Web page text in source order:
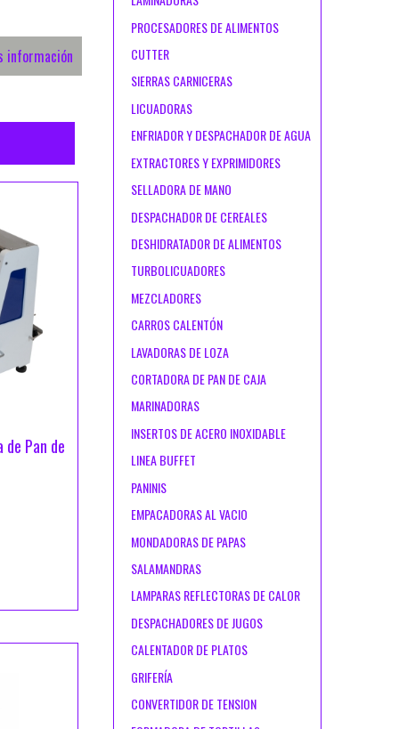
PROCESADORES DE ALIMENTOS
CUTTER
SIERRAS CARNICERAS
LICUADORAS
ENFRIADOR Y DESPACHADOR DE AGUA
EXTRACTORES Y EXPRIMIDORES
SELLADORA DE MANO
DESPACHADOR DE CEREALES
DESHIDRATADOR DE ALIMENTOS
TURBOLICUADORES
MEZCLADORES
CARROS CALENTÓN
LAVADORAS DE LOZA
CORTADORA DE PAN DE CAJA
MARINADORAS
INSERTOS DE ACERO INOXIDABLE
LINEA BUFFET
PANINIS
EMPACADORAS AL VACIO
MONDADORAS DE PAPAS
SALAMANDRAS
LAMPARAS REFLECTORAS DE CALOR
DESPACHADORES DE JUGOS
CALENTADOR DE PLATOS
GRIFERÍA
CONVERTIDOR DE TENSION
información
Pan de